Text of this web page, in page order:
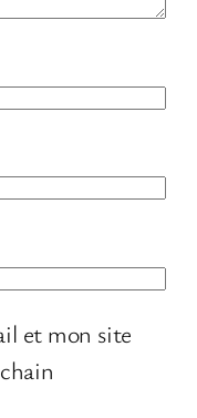
et mon site